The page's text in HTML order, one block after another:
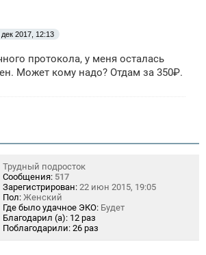
дек 2017, 12:13
протокола, у меня осталась
Может кому надо? Отдам за 350₽.
Трудный подросток
Сообщения: 517
Зарегистрирован: 22 июн 2015, 19:05
Пол: Женский
Где было удачное ЭКО: Будет
Благодарил (а): 12 раз
Поблагодарили: 26 раз